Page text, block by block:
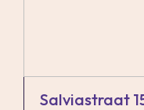
Salviastraat